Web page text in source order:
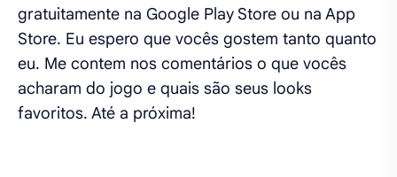
gratuitamente na Google Play Store ou na App
Store. Eu espero que vocês gostem tanto quanto
eu. Me contem nos comentários o que vocês
acharam do jogo e quais são seus looks
favoritos. Até a próxima!